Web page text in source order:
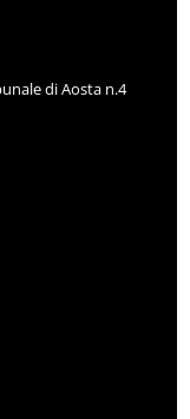
di Aosta n.4